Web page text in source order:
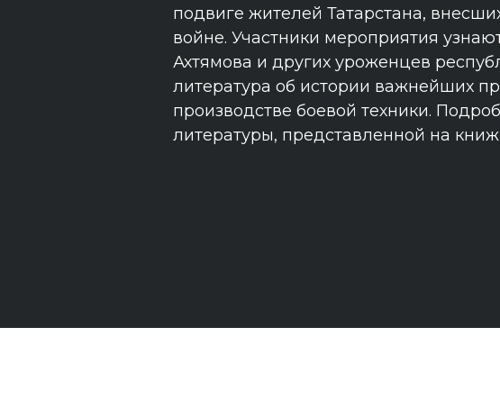
подвиге жителей Татарстана,
войне. Участники мероприятия
Ахтямова и других уроженцев
литература об истории важнейших
производстве боевой техники.
литературы, представленной на